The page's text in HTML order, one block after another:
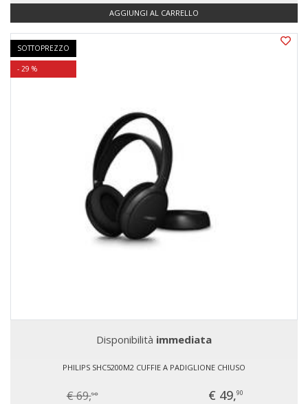
AGGIUNGI AL CARRELLO
SOTTOPREZZO
- 29 %
Disponibilità immediata
PHILIPS SHC5200M2 CUFFIE A PADIGLIONE CHIUSO
€ 69,90 € 49,90